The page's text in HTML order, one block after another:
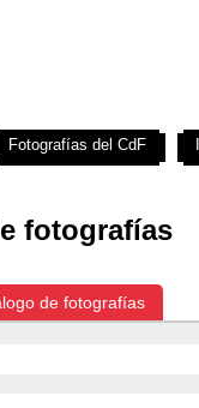
fotografías
de fotografías
Fotografías del CdF